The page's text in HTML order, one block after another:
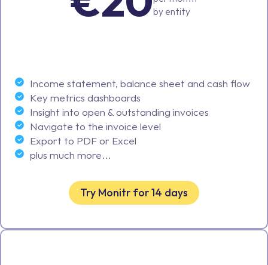
by entity
Income statement, balance sheet and cash flow
Key metrics dashboards
Insight into open & outstanding invoices
Navigate to the invoice level
Export to PDF or Excel
plus much more...
Try Monitr for 14 days